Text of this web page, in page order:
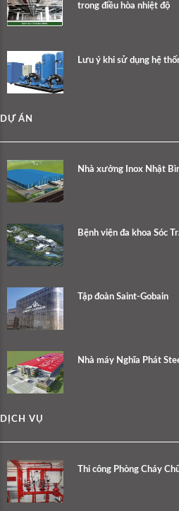
trong điều hòa nhiệt độ
Lưu ý khi sử dụng hệ
DỰ ÁN
Nhà xưởng Inox Nhật
Bệnh viện đa khoa Sóc
Tập đoàn Saint-Gobain
Nhà máy Nghĩa Phát
DỊCH VỤ
Thi công Phòng Cháy